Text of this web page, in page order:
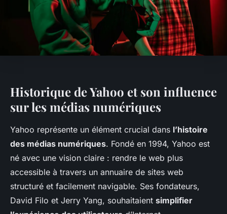
Historique de Yahoo et son influence
sur les médias numériques
Yahoo représente un élément crucial dans l’histoire
des médias numériques. Fondé en 1994, Yahoo est
né avec une vision claire : rendre le web plus
accessible à travers un annuaire de sites web
structuré et facilement navigable. Ses fondateurs,
David Filo et Jerry Yang, souhaitaient simplifier